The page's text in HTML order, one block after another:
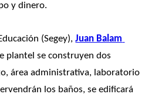
y dinero.
(Segey), Juan Balam
plantel se construyen dos
área administrativa, laboratorio
los baños, se edificará